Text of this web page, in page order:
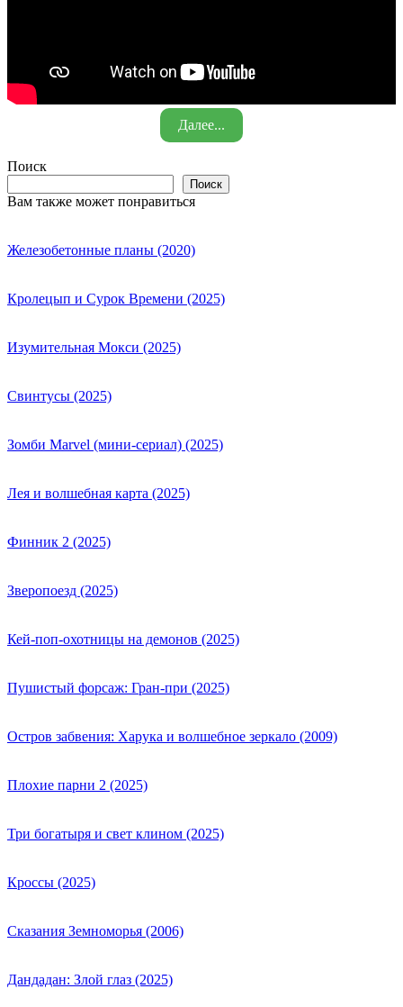
Далее...
Поиск
Поиск
Вам также может понравиться
Железобетонные планы (2020)
Кролецып и Сурок Времени (2025)
Изумительная Мокси (2025)
Свинтусы (2025)
Зомби Marvel (мини-сериал) (2025)
Лея и волшебная карта (2025)
Финник 2 (2025)
Зверопоезд (2025)
Кей-поп-охотницы на демонов (2025)
Пушистый форсаж: Гран-при (2025)
Остров забвения: Харука и волшебное зеркало (2009)
Плохие парни 2 (2025)
Три богатыря и свет клином (2025)
Кроссы (2025)
Сказания Земноморья (2006)
Дандадан: Злой глаз (2025)